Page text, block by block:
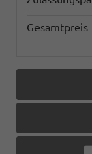
Gesamtpreis